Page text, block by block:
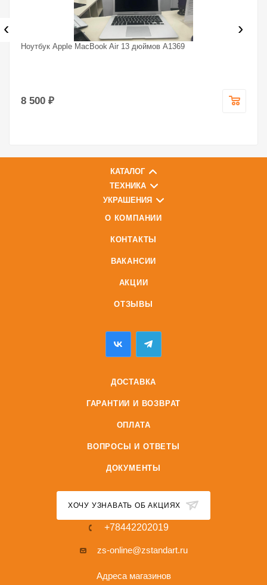
Ноутбук Apple MacBook Air 13 дюймов A1369
8 500 ₽
‹ ›
КАТАЛОГ
ТЕХНИКА
УКРАШЕНИЯ
О КОМПАНИИ
КОНТАКТЫ
ВАКАНСИИ
АКЦИИ
ОТЗЫВЫ
ДОСТАВКА
ГАРАНТИИ И ВОЗВРАТ
ОПЛАТА
ВОПРОСЫ И ОТВЕТЫ
ДОКУМЕНТЫ
ХОЧУ УЗНАВАТЬ ОБ АКЦИЯХ
+78442202019
zs-online@zstandart.ru
Адреса магазинов